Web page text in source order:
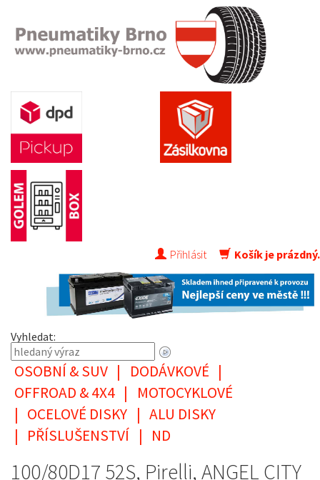
Přihlásit Košík je prázdný.
Vyhledat:
OSOBNÍ & SUV | DODÁVKOVÉ |
OFFROAD & 4X4 |
MOTOCYKLOVÉ
| OCELOVÉ DISKY | ALU DISKY
| PŘÍSLUŠENSTVÍ | ND
100/80D17 52S, Pirelli, ANGEL CITY